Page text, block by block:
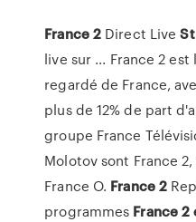
France2 Direct Live
live sur ... France 2
regardé de France,
plus de 12% de part
groupe France
Molotov sont France
France O. France2
programmes France2